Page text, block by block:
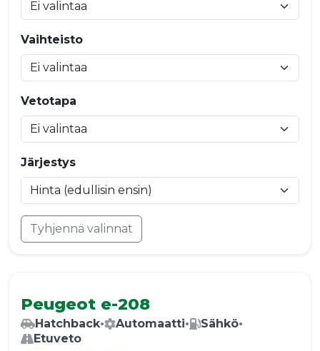
Vaihteisto
Vetotapa
Järjestys
Tyhjennä valinnat
Peugeot e-208
Hatchback• Automaatti• Sähkö•
Etuveto